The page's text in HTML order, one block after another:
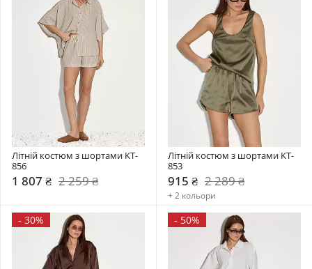
Літній костюм з шортами KT-
856
1 807 ₴ 2 259 ₴
Літній костюм з шортами KT-
853
915 ₴ 2 289 ₴
+ 2 кольори
- 30% - 50%